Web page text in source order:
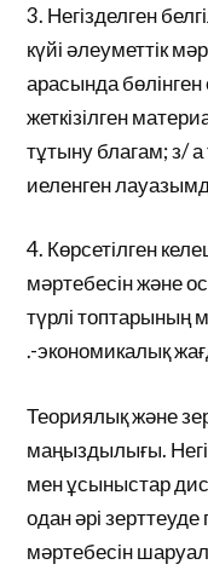
3. Негізделген
күйі әлеуметтік
арасында
жеткізілген
тұтыну благам; з/
иеленген
4. Көрсетілген
мәртебесін және
түрлі топтарының
.-экономикалық
Теориялық және
маңыздылығы.
мен ұсыныстар
одан әрі
мәртебесін